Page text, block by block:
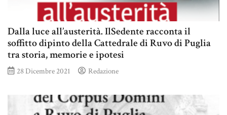
Dalla luce all’austerità. IlSedente racconta il
soffitto dipinto della Cattedrale di Ruvo di Puglia
tra storia, memorie e ipotesi
28 Dicembre 2021 Redazione